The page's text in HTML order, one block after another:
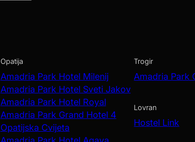
Opatija
Amadria Park Hotel Milenij
Amadria Park Hotel Sveti Jakov
Amadria Park Hotel Royal
Amadria Park Grand Hotel 4
Opatijska Cvijeta
Trogir
Amadria Park
Lovran
Hostel Link